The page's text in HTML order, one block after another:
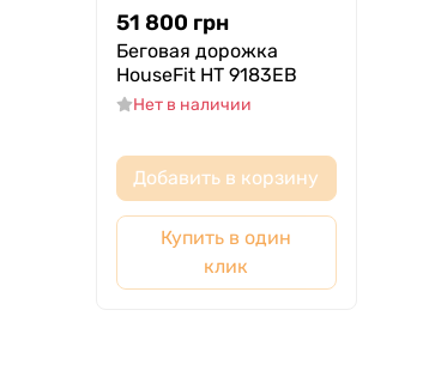
51 800 грн
Беговая дорожка
HouseFit HТ 9183EB
Нет в наличии
Добавить в корзину
Купить в один
клик